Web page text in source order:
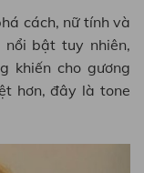
cách, nữ tính và
bật tuy nhiên,
khiến cho gương
hơn, đây là tone